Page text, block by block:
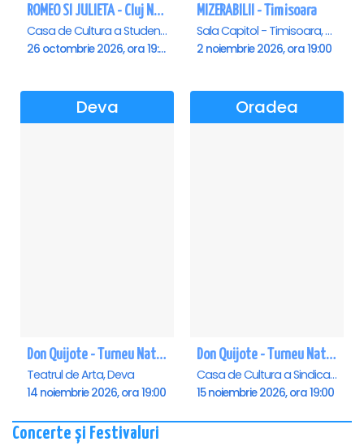
ROMEO SI JULIETA - Cluj Napoca
Casa de Cultura a Studentilor Dumitru Farcas, Cluj-Napoca
26 octombrie 2026, ora 19:00
MIZERABILII - Timisoara
Sala Capitol - Timisoara, Timisoara
2 noiembrie 2026, ora 19:00
Deva
Don Quijote - Turneu National de balet - Deva
Teatrul de Arta, Deva
14 noiembrie 2026, ora 19:00
Oradea
Don Quijote - Turneu National de balet - Oradea
Casa de Cultura a Sindicatelor , Oradea
15 noiembrie 2026, ora 19:00
Concerte și Festivaluri